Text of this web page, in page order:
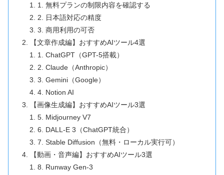
1. 無料プランの制限内容を確認する
2. 日本語対応の精度
3. 商用利用の可否
【文章作成編】おすすめAIツール4選
1. ChatGPT（GPT-5搭載）
2. Claude（Anthropic）
3. Gemini（Google）
4. Notion AI
【画像生成編】おすすめAIツール3選
5. Midjourney V7
6. DALL-E 3（ChatGPT統合）
7. Stable Diffusion（無料・ローカル実行可）
【動画・音声編】おすすめAIツール3選
8. Runway Gen-3